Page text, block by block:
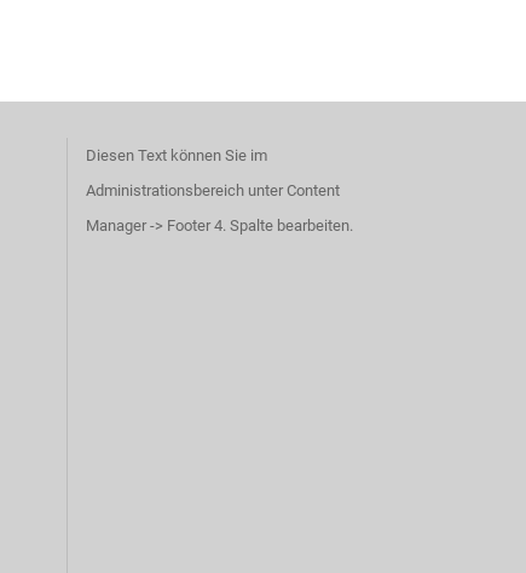
Diesen Text können Sie im
Administrationsbereich unter Content
Manager -> Footer 4. Spalte bearbeiten.